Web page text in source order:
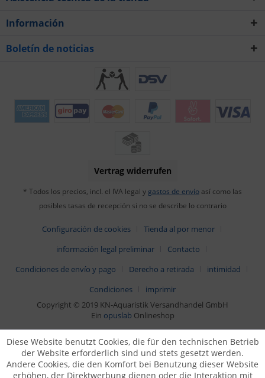
Información
Boletín de noticias
Vertrag widerrufen
* Todos los precios, incl. el IVA legal y gastos de envío así como las
posibles tasas de recepción si no se describe lo contrario
Configuración de cookies
Tienda al por menor
información legal preliminar
Contacto
Condiciones de envío y pago
Derecho a retirada
intimidad
Condiciones
imprimir
Copyright © 2019 KN-Aquaristik Versandhandel GmbH
Ein opuslab Onlineshop
Diese Website benutzt Cookies, die für den technischen Betrieb
der Website erforderlich sind und stets gesetzt werden.
Andere Cookies, die den Komfort bei Benutzung dieser Website
erhöhen, der Direktwerbung dienen oder die Interaktion mit